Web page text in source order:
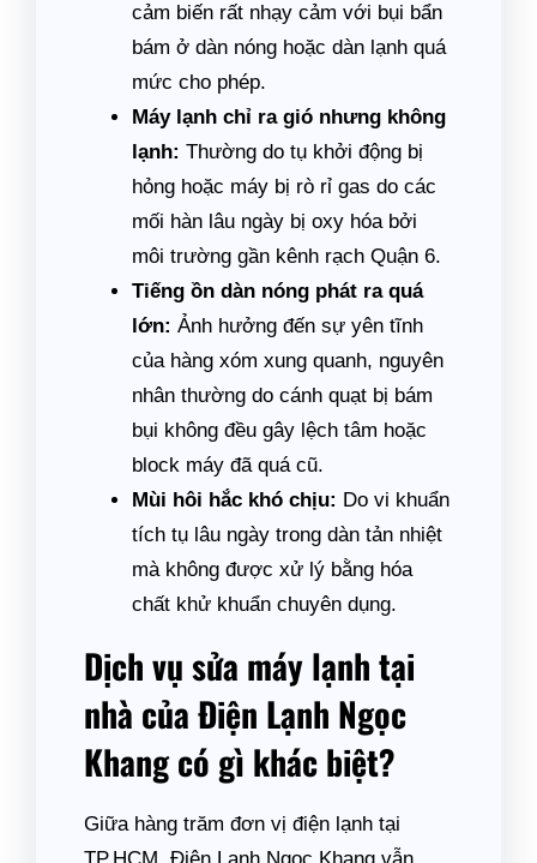
cảm biến rất nhạy cảm với bụi bẩn
bám ở dàn nóng hoặc dàn lạnh quá
mức cho phép.
Máy lạnh chỉ ra gió nhưng không
lạnh: Thường do tụ khởi động bị
hỏng hoặc máy bị rò rỉ gas do các
mối hàn lâu ngày bị oxy hóa bởi
môi trường gần kênh rạch Quận 6.
Tiếng ồn dàn nóng phát ra quá
lớn: Ảnh hưởng đến sự yên tĩnh
của hàng xóm xung quanh, nguyên
nhân thường do cánh quạt bị bám
bụi không đều gây lệch tâm hoặc
block máy đã quá cũ.
Mùi hôi hắc khó chịu: Do vi khuẩn
tích tụ lâu ngày trong dàn tản nhiệt
mà không được xử lý bằng hóa
chất khử khuẩn chuyên dụng.
Dịch vụ sửa máy lạnh tại
nhà của Điện Lạnh Ngọc
Khang có gì khác biệt?
Giữa hàng trăm đơn vị điện lạnh tại